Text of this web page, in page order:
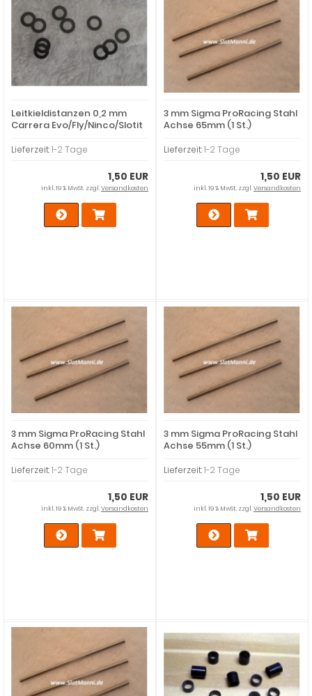
Leitkieldistanzen 0,2 mm
Carrera Evo/Fly/Ninco/Slotit
Lieferzeit:1-2 Tage
1,50 EUR
inkl. 19 % MwSt. zzgl.Versandkosten
3 mm Sigma ProRacing Stahl
Achse 65mm (1 St.)
Lieferzeit:1-2 Tage
1,50 EUR
inkl. 19 % MwSt. zzgl.Versandkosten
3 mm Sigma ProRacing Stahl
Achse 60mm (1 St.)
Lieferzeit:1-2 Tage
1,50 EUR
inkl. 19 % MwSt. zzgl.Versandkosten
3 mm Sigma ProRacing Stahl
Achse 55mm (1 St.)
Lieferzeit:1-2 Tage
1,50 EUR
inkl. 19 % MwSt. zzgl.Versandkosten